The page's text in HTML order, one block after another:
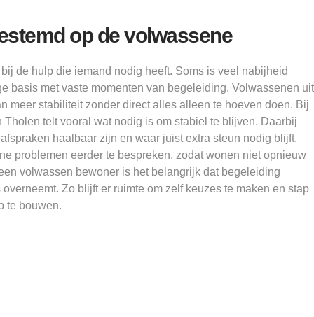
op de volwassene
de hulp die iemand nodig heeft. Soms is veel nabijheid
basis met vaste momenten van begeleiding. Volwassenen uit
meer stabiliteit zonder direct alles alleen te hoeven doen. Bij
telt vooral wat nodig is om stabiel te blijven. Daarbij
haalbaar zijn en waar juist extra steun nodig blijft.
problemen eerder te bespreken, zodat wonen niet opnieuw
volwassen bewoner is het belangrijk dat begeleiding
Zo blijft er ruimte om zelf keuzes te maken en stap
te bouwen.